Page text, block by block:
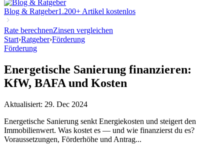
Blog & Ratgeber1.200+ Artikel kostenlos
Rate berechnenZinsen vergleichen
Start›Ratgeber›Förderung
Förderung
Energetische Sanierung finanzieren:
KfW, BAFA und Kosten
Aktualisiert: 29. Dec 2024
Energetische Sanierung senkt Energiekosten und steigert den
Immobilienwert. Was kostet es — und wie finanzierst du es?
Voraussetzungen, Förderhöhe und Antrag...